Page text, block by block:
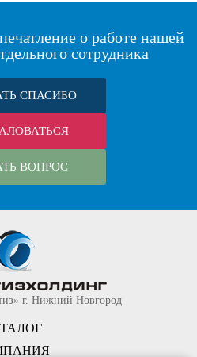
о работе нашей
сотрудника
СПАСИБО
ВОПРОС
г. Нижний Новгород